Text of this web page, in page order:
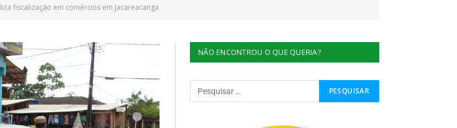
fiscalização em comércios em Jacareacanga
NÃO ENCONTROU O QUE QUERIA?